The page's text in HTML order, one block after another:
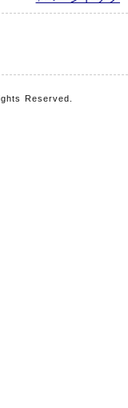
Reserved.